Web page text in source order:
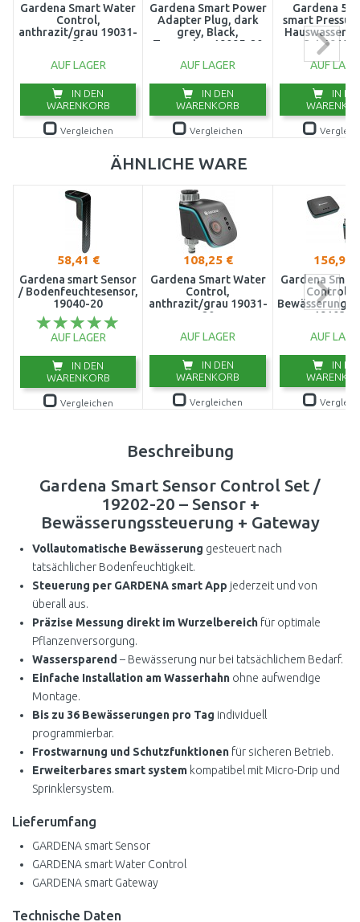
Gardena Smart Water
Control,
anthrazit/grau 19031-
20
AUF LAGER
IN DEN
WARENKORB
Vergleichen
Gardena Smart Power
Adapter Plug, dark
grey, Black,
Turquoise, 19095-20
AUF LAGER
IN DEN
WARENKORB
Vergleichen
Gardena
smart
Set
AUF
IN
ÄHNLICHE WARE
58,41 €
Gardena smart Sensor
/ Bodenfeuchtesensor,
19040-20
AUF LAGER
IN DEN
WARENKORB
Vergleichen
108,25 €
Gardena Smart Water
Control,
anthrazit/grau 19031-
20
AUF LAGER
IN DEN
WARENKORB
Vergleichen
156,98
Gardena
Control
19103-
AUF
IN
Beschreibung
Gardena Smart Sensor Control Set /
19202-20 – Sensor +
Bewässerungssteuerung + Gateway
Vollautomatische Bewässerung gesteuert nach
tatsächlicher Bodenfeuchtigkeit.
Steuerung per GARDENA smart App jederzeit und von
überall aus.
Präzise Messung direkt im Wurzelbereich für optimale
Pflanzenversorgung.
Wassersparend – Bewässerung nur bei tatsächlichem Bedarf.
Einfache Installation am Wasserhahn ohne aufwendige
Montage.
Bis zu 36 Bewässerungen pro Tag individuell
programmierbar.
Frostwarnung und Schutzfunktionen für sicheren Betrieb.
Erweiterbares smart system kompatibel mit Micro-Drip und
Sprinklersystem.
Lieferumfang
GARDENA smart Sensor
GARDENA smart Water Control
GARDENA smart Gateway
Technische Daten